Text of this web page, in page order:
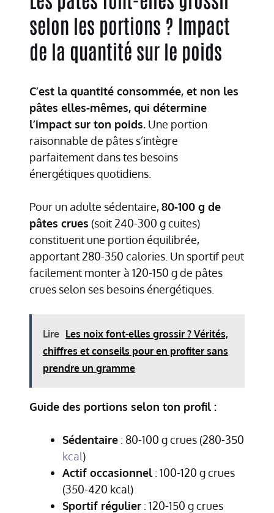
selon les portions ? Impact
de la quantité sur le poids
C’est la quantité consommée, et non les
pâtes elles-mêmes, qui détermine
l’impact sur ton poids. Une portion
raisonnable de pâtes s’intègre
parfaitement dans tes besoins
énergétiques quotidiens.
Pour un adulte sédentaire,80-100 g de
pâtes crues (soit 240-300 g cuites)
constituent une portion équilibrée,
apportant 280-350 calories. Un sportif peut
facilement monter à 120-150 g de pâtes
crues selon ses besoins énergétiques.
Lire Les noix font-elles grossir ? Vérités,
chiffres et conseils pour en profiter sans
prendre un gramme
Guide des portions selon ton profil :
Sédentaire : 80-100 g crues (280-350
kcal)
Actif occasionnel: 100-120 g crues
(350-420 kcal)
Sportif régulier : 120-150 g crues